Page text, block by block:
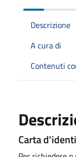
Descrizione
A cura di
Contenuti
Carta